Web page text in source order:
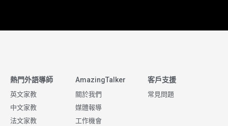
熱門外語導師
英文家教
中文家教
法文家教
AmazingTalker
關於我們
媒體報導
工作機會
客戶支援
常見問題